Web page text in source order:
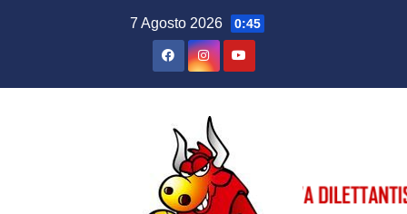
7 Agosto 2026 0:45